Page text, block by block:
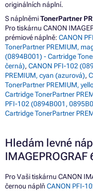
originálních náplní.
S náplněmiTonerPartner
Pro tiskárnu CANON
prémiové náplně: CANON
TonerPartner PREMIUM,
(0894B001) - Cartridge
černá), CANON PFI-102
PREMIUM, cyan (azurová),
TonerPartner PREMIUM,
Cartridge TonerPartner
PFI-102 (0894B001,
Cartridge TonerPartner
Hledám levné
IMAGEPROGRAF
Pro Vaši tiskárnu CANON
černou náplň CANON PFI-